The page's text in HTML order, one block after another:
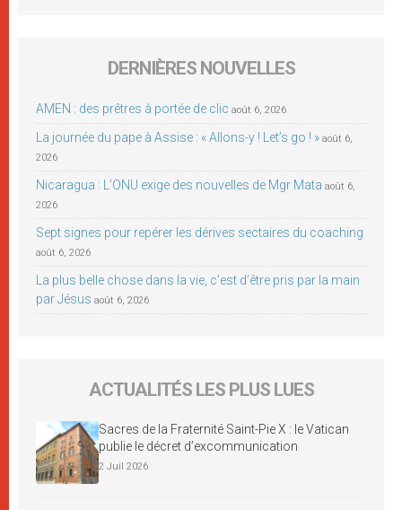
DERNIÈRES NOUVELLES
AMEN : des prêtres à portée de clic août 6, 2026
La journée du pape à Assise : « Allons-y ! Let’s go ! » août 6,
2026
Nicaragua : L’ONU exige des nouvelles de Mgr Mata août 6,
2026
Sept signes pour repérer les dérives sectaires du coaching
août 6, 2026
La plus belle chose dans la vie, c’est d’être pris par la main
par Jésus août 6, 2026
ACTUALITÉS LES PLUS LUES
Sacres de la Fraternité Saint-Pie X : le Vatican
publie le décret d’excommunication
2 Juil 2026